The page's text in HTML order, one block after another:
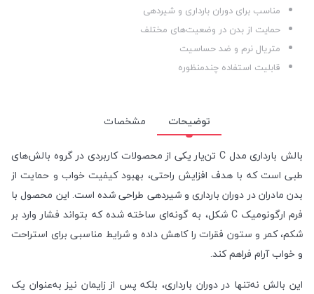
مناسب برای دوران بارداری و شیردهی
حمایت از بدن در وضعیت‌های مختلف
متریال نرم و ضد حساسیت
قابلیت استفاده چندمنظوره
توضیحات
مشخصات
بالش بارداری مدل C تن‌یار یکی از محصولات کاربردی در گروه بالش‌های
طبی است که با هدف افزایش راحتی، بهبود کیفیت خواب و حمایت از
بدن مادران در دوران بارداری و شیردهی طراحی شده است. این محصول با
فرم ارگونومیک C شکل، به گونه‌ای ساخته شده که بتواند فشار وارد بر
شکم، کمر و ستون فقرات را کاهش داده و شرایط مناسبی برای استراحت
و خواب آرام فراهم کند.
این بالش نه‌تنها در دوران بارداری، بلکه پس از زایمان نیز به‌عنوان یک